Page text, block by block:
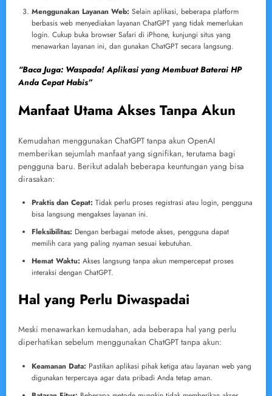
Menggunakan Layanan Web: Selain aplikasi, beberapa platform
berbasis web menyediakan layanan ChatGPT yang tidak memerlukan
login. Cukup buka browser Safari di iPhone, kunjungi situs yang
menawarkan layanan ini, dan gunakan ChatGPT secara langsung.
“Baca Juga: Waspada! Aplikasi yang Membuat Baterai HP
Anda Cepat Habis”
Manfaat Utama Akses Tanpa Akun
Kemudahan menggunakan ChatGPT tanpa akun OpenAI
memberikan sejumlah manfaat yang signifikan, terutama bagi
pengguna baru. Berikut adalah beberapa keuntungan yang bisa
dirasakan:
Praktis dan Cepat: Tidak perlu proses registrasi atau login, pengguna
bisa langsung mengakses layanan ini.
Fleksibilitas: Dengan berbagai metode akses, pengguna dapat
memilih cara yang paling nyaman sesuai kebutuhan.
Hemat Waktu: Akses langsung tanpa akun mempercepat proses
interaksi dengan ChatGPT.
Hal yang Perlu Diwaspadai
Meski menawarkan kemudahan, ada beberapa hal yang perlu
diperhatikan sebelum menggunakan ChatGPT tanpa akun:
Keamanan Data: Pastikan aplikasi pihak ketiga atau layanan web yang
digunakan terpercaya agar data pribadi Anda tetap aman.